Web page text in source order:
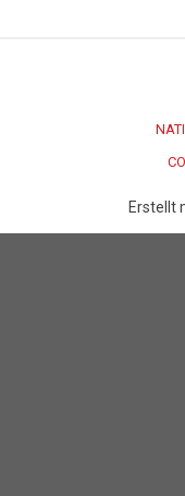
Erstellt